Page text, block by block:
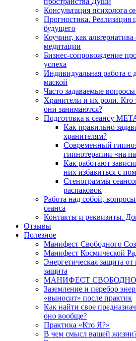
Консультация психолога
Прогностика. Реализация
будущего
Коучинг, как
медитации
Бизнес-сопровождение
успеха
Индивидуальная работа с
маской
Часто задаваемые
Хранители и их роли. Кто
они занимаются?
Подготовка к сеансу
Как правильно
хранителям?
Современный
гипнотерапии «на
Как работают
них избавиться с
Стенограммы
распаковок
Работа над собой,
сеанса
Контакты и реквизиты.
Отзывы
Полезное
Манифест Свободного
Манифест Космической
Энергетическая защита от
защита
МАНИФЕСТ
Заземление и перебор
«выносит» после практик
Как найти свое
оно вообще?
Практика «Кто Я?»
В чем смысл вашей